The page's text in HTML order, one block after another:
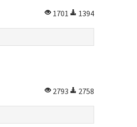
1701 1394
2793 2758